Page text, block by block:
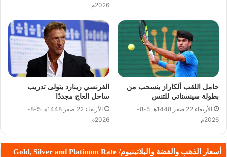
2026م
حامل اللقب ألكاراز ينسحب من
بطولة سينسناتي للتنس
الأربعاء 22 صفر 1448هـ 5-8-
2026م
الفرنسي رينارد يتولى تدريب
ساحل العاج مجددًا
الأربعاء 22 صفر 1448هـ 5-8-
2026م
أسعار الذهب والفضة والبلاتينيوم/ Gold, Silver and Platinum Rate